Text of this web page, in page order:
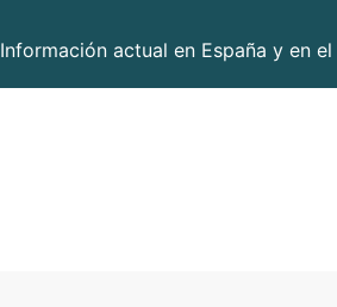
Información actual en España y en